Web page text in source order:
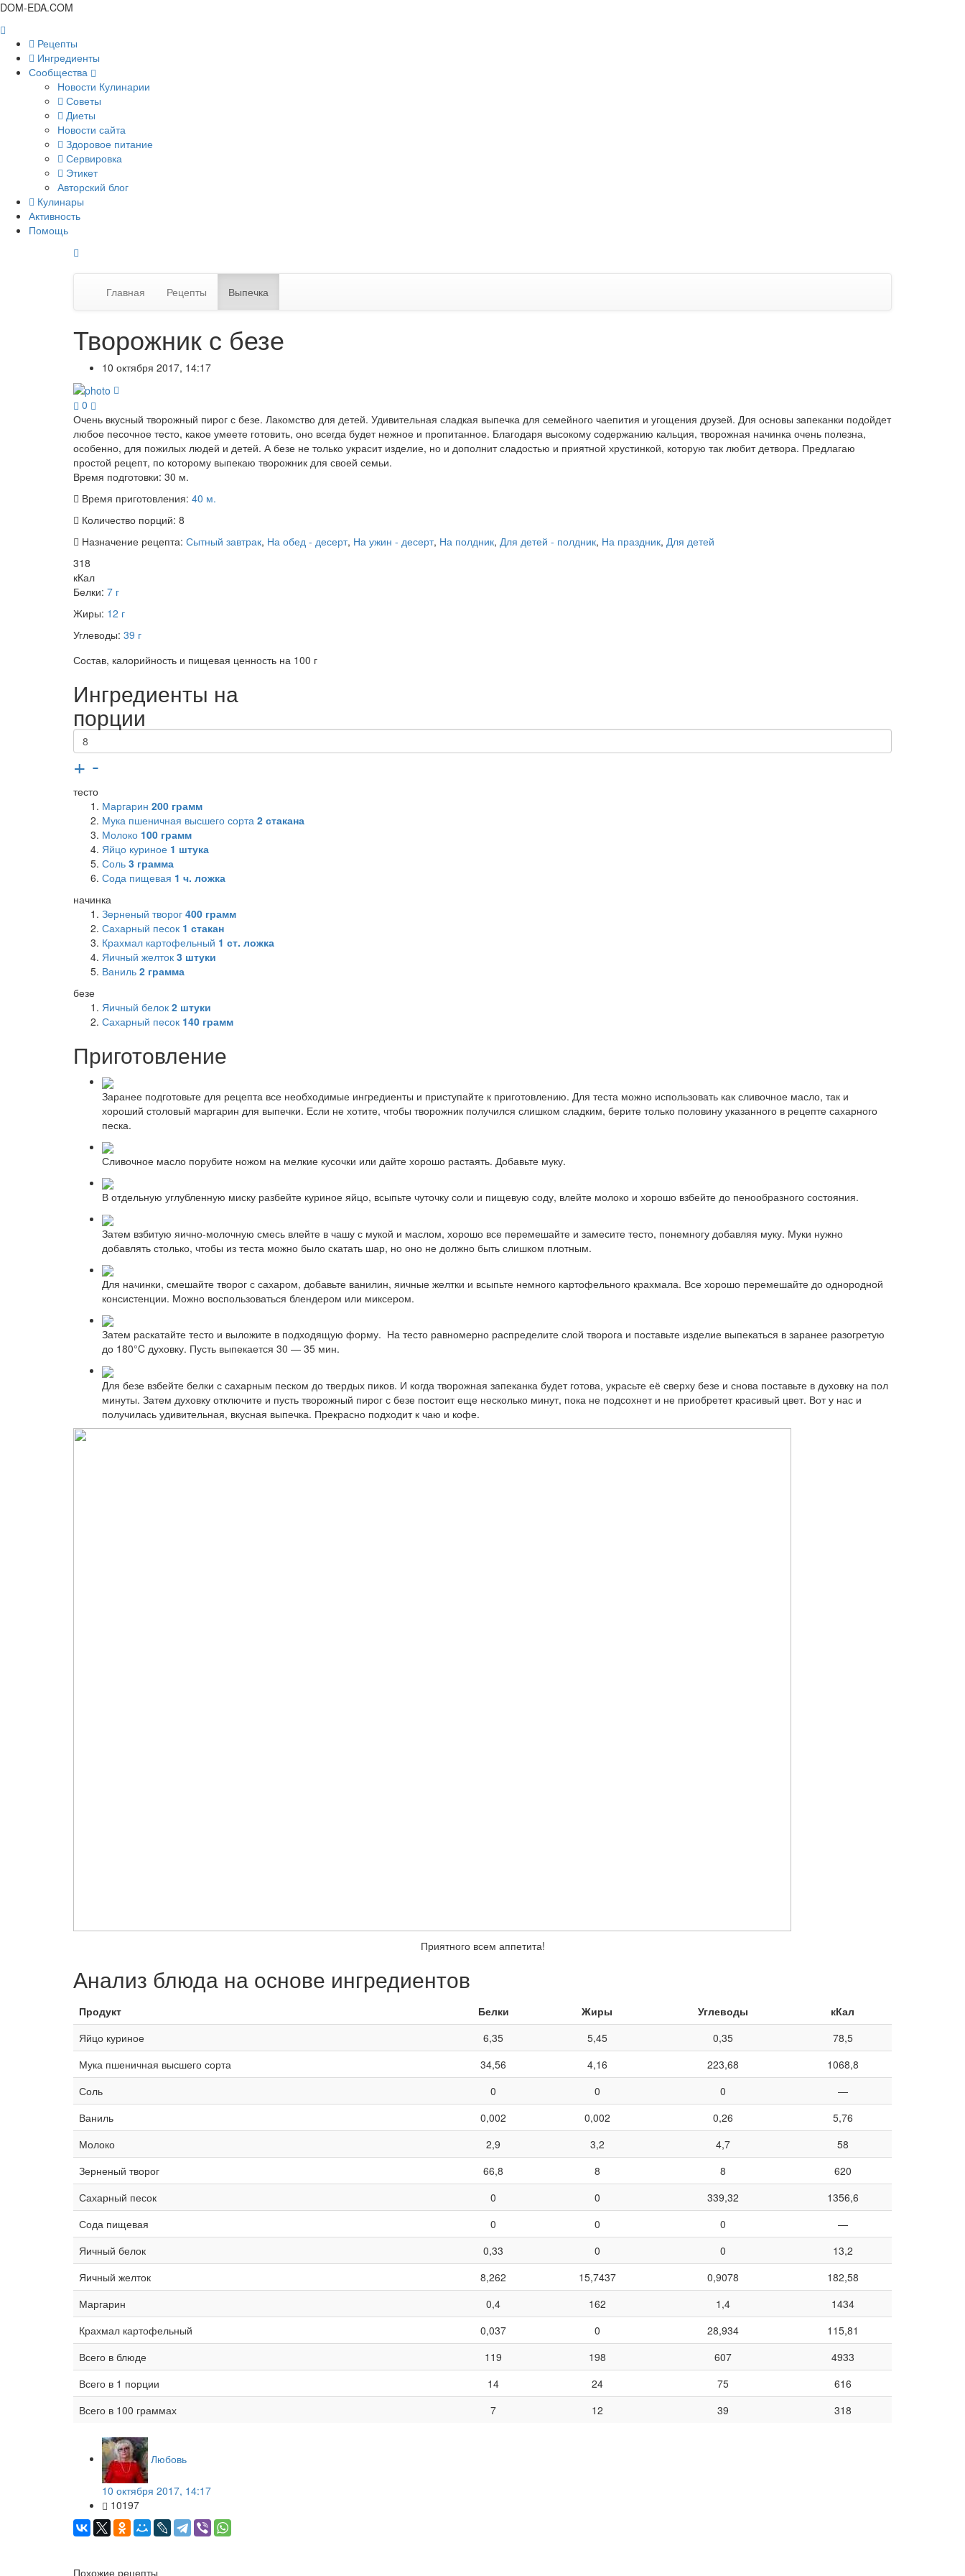
DOM-EDA.COM
Рецепты
Ингредиенты
Сообщества
Новости Кулинарии
Советы
Диеты
Новости сайта
Здоровое питание
Сервировка
Этикет
Авторский блог
Кулинары
Активность
Помощь
Главная Рецепты Выпечка
Творожник с безе
10 октября 2017, 14:17
0
Очень вкусный творожный пирог с безе. Лакомство для детей. Удивительная сладкая выпечка для семейного чаепития и угощения друзей. Для основы запеканки подойдет
любое песочное тесто, какое умеете готовить, оно всегда будет нежное и пропитанное. Благодаря высокому содержанию кальция, творожная начинка очень полезна,
особенно, для пожилых людей и детей. А безе не только украсит изделие, но и дополнит сладостью и приятной хрустинкой, которую так любит детвора. Предлагаю
простой рецепт, по которому выпекаю творожник для своей семьи.
Время подготовки: 30 м.
Время приготовления: 40 м.
Количество порций: 8
Назначение рецепта: Сытный завтрак, На обед - десерт, На ужин - десерт, На полдник, Для детей - полдник, На праздник, Для детей
318
кКал
Белки: 7 г
Жиры: 12 г
Углеводы: 39 г
Состав, калорийность и пищевая ценность на 100 г
Ингредиенты на
порции
+ -
тесто
Маргарин 200 грамм
Мука пшеничная высшего сорта 2 стакана
Молоко 100 грамм
Яйцо куриное 1 штука
Соль 3 грамма
Сода пищевая 1 ч. ложка
начинка
Зерненый творог 400 грамм
Сахарный песок 1 стакан
Крахмал картофельный 1 ст. ложка
Яичный желток 3 штуки
Ваниль 2 грамма
безе
Яичный белок 2 штуки
Сахарный песок 140 грамм
Приготовление
Заранее подготовьте для рецепта все необходимые ингредиенты и приступайте к приготовлению. Для теста можно использовать как сливочное масло, так и
хороший столовый маргарин для выпечки. Если не хотите, чтобы творожник получился слишком сладким, берите только половину указанного в рецепте сахарного
песка.
Сливочное масло порубите ножом на мелкие кусочки или дайте хорошо растаять. Добавьте муку.
В отдельную углубленную миску разбейте куриное яйцо, всыпьте чуточку соли и пищевую соду, влейте молоко и хорошо взбейте до пенообразного состояния.
Затем взбитую яично-молочную смесь влейте в чашу с мукой и маслом, хорошо все перемешайте и замесите тесто, понемногу добавляя муку. Муки нужно
добавлять столько, чтобы из теста можно было скатать шар, но оно не должно быть слишком плотным.
Для начинки, смешайте творог с сахаром, добавьте ванилин, яичные желтки и всыпьте немного картофельного крахмала. Все хорошо перемешайте до однородной
консистенции. Можно воспользоваться блендером или миксером.
Затем раскатайте тесто и выложите в подходящую форму. На тесто равномерно распределите слой творога и поставьте изделие выпекаться в заранее разогретую
до 180°C духовку. Пусть выпекается 30 — 35 мин.
Для безе взбейте белки с сахарным песком до твердых пиков. И когда творожная запеканка будет готова, украсьте её сверху безе и снова поставьте в духовку на пол
минуты. Затем духовку отключите и пусть творожный пирог с безе постоит еще несколько минут, пока не подсохнет и не приобретет красивый цвет. Вот у нас и
получилась удивительная, вкусная выпечка. Прекрасно подходит к чаю и кофе.
Приятного всем аппетита!
Анализ блюда на основе ингредиентов
Продукт Белки Жиры Углеводы
кКал
Яйцо куриное
6,35 5,45 0,35
78,5
Мука пшеничная высшего сорта
34,56 4,16 223,68
1068,8
Соль
0 0 0
—
Ваниль
0,002 0,002 0,26
5,76
Молоко
2,9 3,2 4,7
58
Зерненый творог
66,8 8 8
620
Сахарный песок
0 0 339,32
1356,6
Сода пищевая
0 0 0
—
Яичный белок
0,33 0 0
13,2
Яичный желток
8,262 15,7437 0,9078
182,58
Маргарин
0,4 162 1,4
1434
Крахмал картофельный
0,037 0 28,934
115,81
Всего в блюде
119 198 607
4933
Всего в 1 порции
14 24 75
616
Всего в 100 граммах
7 12 39 318
Любовь
10 октября 2017, 14:17
10197
Похожие рецепты